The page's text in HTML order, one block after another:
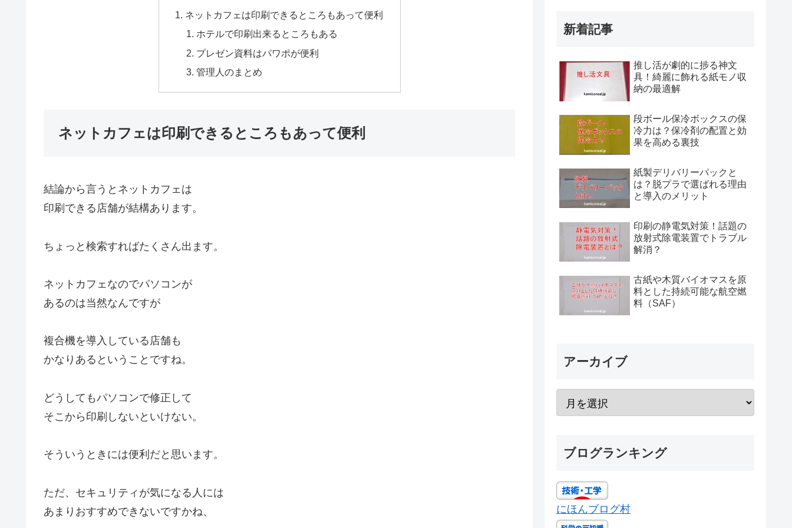
ネットカフェは印刷できるところもあって便利
ホテルで印刷出来るところもある
プレゼン資料はパワポが便利
管理人のまとめ
ネットカフェは印刷できるところもあって便利
結論から言うとネットカフェは
印刷できる店舗が結構あります。
ちょっと検索すればたくさん出ます。
ネットカフェなのでパソコンが
あるのは当然なんですが
複合機を導入している店舗も
かなりあるということですね。
どうしてもパソコンで修正して
そこから印刷しないといけない。
そういうときには便利だと思います。
ただ、セキュリティが気になる人には
あまりおすすめできないですかね、
新着記事
推し活が劇的に捗る神文
具！綺麗に飾れる紙モノ収
納の最適解
段ボール保冷ボックスの保
冷力は？保冷剤の配置と効
果を高める裏技
紙製デリバリーパックと
は？脱プラで選ばれる理由
と導入のメリット
印刷の静電気対策！話題の
放射式除電装置でトラブル
解消？
古紙や木質バイオマスを原
料とした持続可能な航空燃
料（SAF）
アーカイブ
ブログランキング
にほんブログ村